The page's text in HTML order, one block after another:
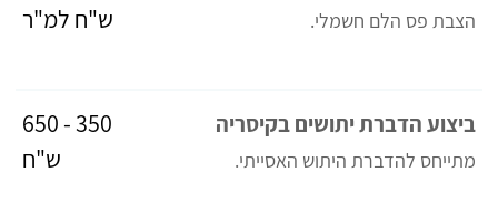
הצבת פס הלם חשמלי.
ש"ח למ"ר
ביצוע הדברת יתושים בקיסריה
מתייחס להדברת היתוש האסייתי.
350 - 650
ש"ח